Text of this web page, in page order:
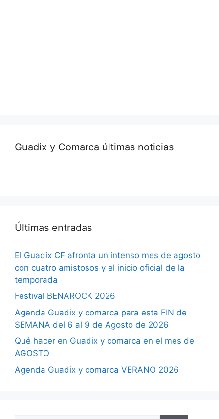
Guadix y Comarca últimas noticias
Últimas entradas
El Guadix CF afronta un intenso mes de agosto
con cuatro amistosos y el inicio oficial de la
temporada
Festival BENAROCK 2026
Agenda Guadix y comarca para esta FIN de
SEMANA del 6 al 9 de Agosto de 2026
Qué hacer en Guadix y comarca en el mes de
AGOSTO
Agenda Guadix y comarca VERANO 2026